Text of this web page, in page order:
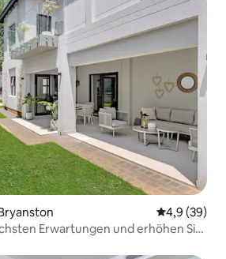
4,9 (39)
Erwartungen und erhöhen Sie